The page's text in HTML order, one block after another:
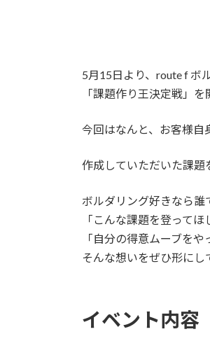
5月15日より、route f ボ
「課題作り王決定戦」を
今回はなんと、お客様自
作成していただいた課題
ボルダリング好きなら誰
「こんな課題を登ってほ
「自分の得意ムーブをや
そんな想いをぜひ形にし
イベント内容